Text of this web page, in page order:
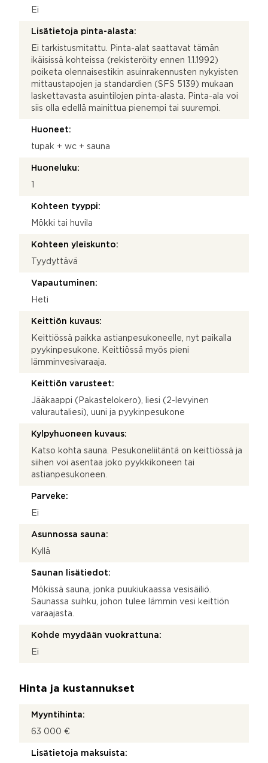
Ei
Lisätietoja pinta-alasta:
Ei tarkistusmitattu. Pinta-alat saattavat tämän
ikäisissä kohteissa (rekisteröity ennen 1.1.1992)
poiketa olennaisestikin asuinrakennusten nykyisten
mittaustapojen ja standardien (SFS 5139) mukaan
laskettavasta asuintilojen pinta-alasta. Pinta-ala voi
siis olla edellä mainittua pienempi tai suurempi.
Huoneet:
tupak + wc + sauna
Huoneluku:
Kohteen tyyppi:
Mökki tai huvila
Kohteen yleiskunto:
Tyydyttävä
Vapautuminen:
Heti
Keittiön kuvaus:
Keittiössä paikka astianpesukoneelle, nyt paikalla
pyykinpesukone. Keittiössä myös pieni
lämminvesivaraaja.
Keittiön varusteet:
Jääkaappi (Pakastelokero), liesi (2-levyinen
valurautaliesi), uuni ja pyykinpesukone
Kylpyhuoneen kuvaus:
Katso kohta sauna. Pesukoneliitäntä on keittiössä ja
siihen voi asentaa joko pyykkikoneen tai
astianpesukoneen.
Parveke:
Ei
Asunnossa sauna:
Kyllä
Saunan lisätiedot:
Mökissä sauna, jonka puukiukaassa vesisäiliö.
Saunassa suihku, johon tulee lämmin vesi keittiön
varaajasta.
Kohde myydään vuokrattuna:
Ei
Hinta ja kustannukset
Myyntihinta:
63 000 €
Lisätietoja maksuista: